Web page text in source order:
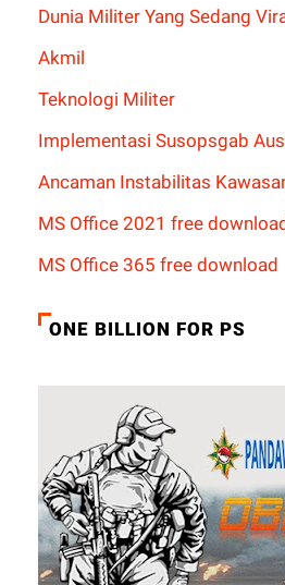
Dunia Militer Yang Sedang
Akmil
Teknologi Militer
Implementasi Susopsgab
Ancaman Instabilitas
MS Office 2021 free
MS Office 365 free download
ONE BILLION FOR PS